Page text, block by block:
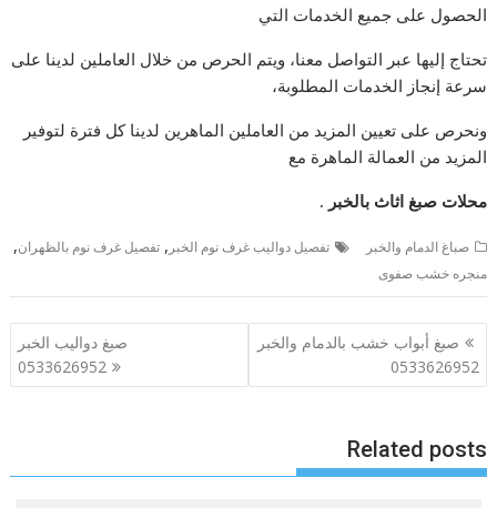
الحصول على جميع الخدمات التي
تحتاج إليها عبر التواصل معنا، ويتم الحرص من خلال العاملين لدينا على
سرعة إنجاز الخدمات المطلوبة،
ونحرص على تعيين المزيد من العاملين الماهرين لدينا كل فترة لتوفير
المزيد من العمالة الماهرة مع
محلات صبغ اثاث بالخبر .
صباغ الدمام والخبر تفصيل دواليب غرف نوم الخبر ,تفصيل غرف نوم بالظهران,
منجره خشب صفوى
تصفّح
المقالات
صبغ أبواب خشب بالدمام والخبر
0533626952
صبغ دواليب الخبر
0533626952
Related posts